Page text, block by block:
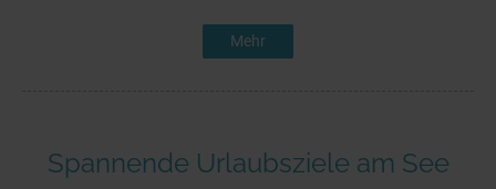
Mehr
Spannende Urlaubsziele am See